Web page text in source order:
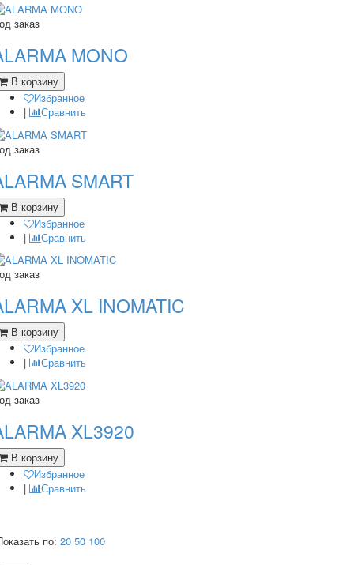
заказ
MONO
В корзину
Избранное
|
Сравнить
заказ
SMART
В корзину
Избранное
|
Сравнить
заказ
XL INOMATIC
В корзину
Избранное
|
Сравнить
заказ
XL3920
В корзину
Избранное
|
Сравнить
по: 20 50 100